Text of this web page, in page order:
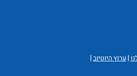
|ערוץ היוטיוב|